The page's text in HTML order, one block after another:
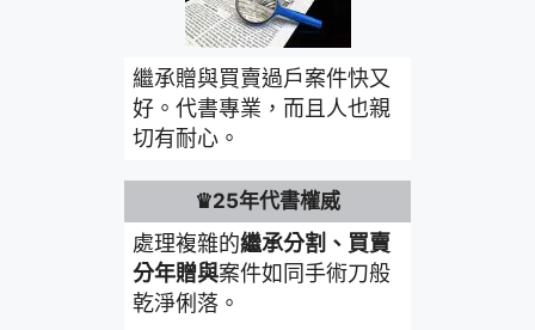
繼承贈與買賣過戶案件快又
好。代書專業，而且人也親
切有耐心。
♛25年代書權威
處理複雜的繼承分割、買賣
分年贈與案件如同手術刀般
乾淨俐落。